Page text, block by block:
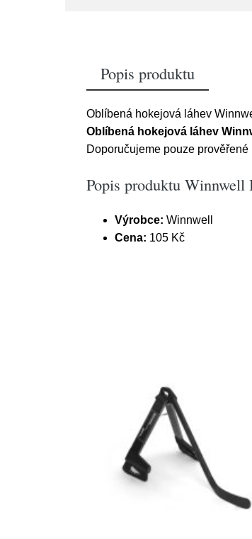
Popis produktu
Oblíbená hokejová láhev
Oblíbená hokejová láhev
Doporučujeme pouze
Popis produktu
Výrobce: Winnwell
Cena: 105 Kč